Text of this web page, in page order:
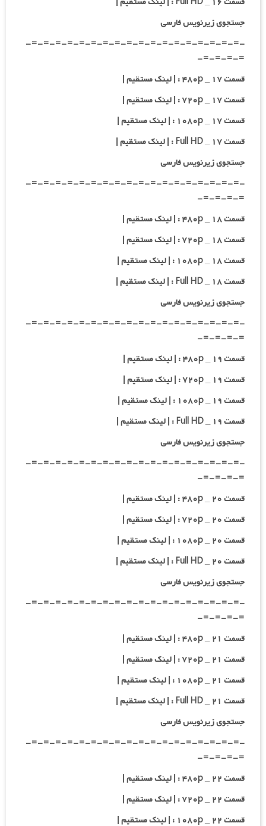
جستجوی زیرنویس فارسی
-=-=-=-=-=-=-=-=-=-=-=-=-=-=-=-=-=-=-
=-=-=-=-
قسمت ۱۷ _ ۴۸۰p : | لینک مستقیم |
قسمت ۱۷ _ ۷۲۰p : | لینک مستقیم |
قسمت ۱۷ _ ۱۰۸۰p : | لینک مستقیم |
قسمت ۱۷ _ Full HD : | لینک مستقیم |
جستجوی زیرنویس فارسی
-=-=-=-=-=-=-=-=-=-=-=-=-=-=-=-=-=-=-
=-=-=-=-
قسمت ۱۸ _ ۴۸۰p : | لینک مستقیم |
قسمت ۱۸ _ ۷۲۰p : | لینک مستقیم |
قسمت ۱۸ _ ۱۰۸۰p : | لینک مستقیم |
قسمت ۱۸ _ Full HD : | لینک مستقیم |
جستجوی زیرنویس فارسی
-=-=-=-=-=-=-=-=-=-=-=-=-=-=-=-=-=-=-
=-=-=-=-
قسمت ۱۹ _ ۴۸۰p : | لینک مستقیم |
قسمت ۱۹ _ ۷۲۰p : | لینک مستقیم |
قسمت ۱۹ _ ۱۰۸۰p : | لینک مستقیم |
قسمت ۱۹ _ Full HD : | لینک مستقیم |
جستجوی زیرنویس فارسی
-=-=-=-=-=-=-=-=-=-=-=-=-=-=-=-=-=-=-
=-=-=-=-
قسمت ۲۰ _ ۴۸۰p : | لینک مستقیم |
قسمت ۲۰ _ ۷۲۰p : | لینک مستقیم |
قسمت ۲۰ _ ۱۰۸۰p : | لینک مستقیم |
قسمت ۲۰ _ Full HD : | لینک مستقیم |
جستجوی زیرنویس فارسی
-=-=-=-=-=-=-=-=-=-=-=-=-=-=-=-=-=-=-
=-=-=-=-
قسمت ۲۱ _ ۴۸۰p : | لینک مستقیم |
قسمت ۲۱ _ ۷۲۰p : | لینک مستقیم |
قسمت ۲۱ _ ۱۰۸۰p : | لینک مستقیم |
قسمت ۲۱ _ Full HD : | لینک مستقیم |
جستجوی زیرنویس فارسی
-=-=-=-=-=-=-=-=-=-=-=-=-=-=-=-=-=-=-
=-=-=-=-
قسمت ۲۲ _ ۴۸۰p : | لینک مستقیم |
قسمت ۲۲ _ ۷۲۰p : | لینک مستقیم |
قسمت ۲۲ _ ۱۰۸۰p : | لینک مستقیم |